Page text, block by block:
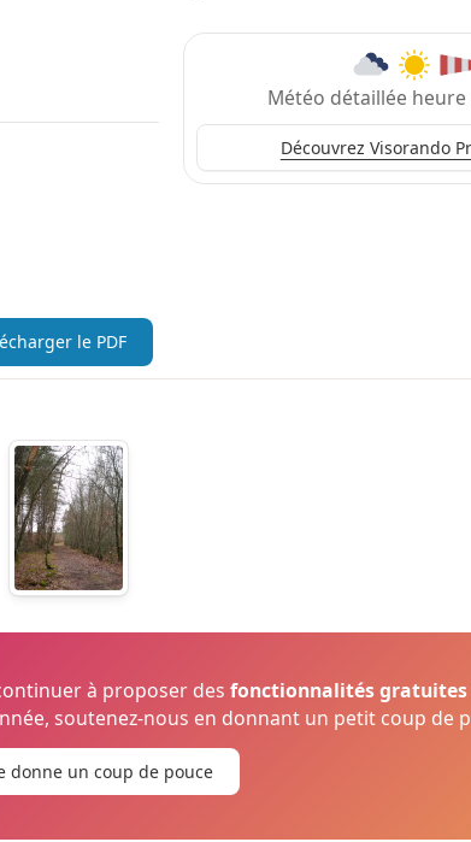
Météo détaillée
Découvrez Visorando
le PDF
à proposer desfonctionnalités
soutenez-nous en donnant un petit coup de
donne un coup de pouce